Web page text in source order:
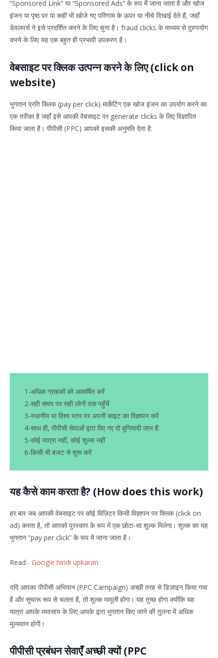
“Sponsored Link” या “Sponsored Ads” के रूप में जाना जाता है और खोज
इंजन या पृष्ठ पर या कहीं भी खोजे गए परिणाम के ऊपर या नीचे दिखाई देते हैं, जहाँ
डेवलपर्स ने इसे प्रदर्शित करने के लिए चुना है। fraud clicks के माध्यम से दुरुपयोग
करने के लिए यह एक बहुत ही प्रभावी उपकरण है।
वेबसाइट पर क्लिक उत्पन्न करने के लिए (click on
website)
भुगतान प्रति क्लिक (pay per click) मार्केटिंग एक खोज इंजन का उपयोग करने का
एक तरीका है जहाँ इसे आपकी वेबसाइट पर generate clicks के लिए विज्ञापित
किया जाता है। पीपीसी (PPC) आपको इसकी अनुमति देता है:
1-अधिक ग्राहकों को आकर्षित करें
2-सही समय पर सही लोगों तक पहुँचें
3-स्थानीय या विश्व स्तर पर अपनी साइट का विज्ञापन करें
4-साथ ही, पीपीसी सेवाओं द्वारा दिए गए दो बुनियादी लाभ हैं:
5-कोई यात्रा नहीं, कोई शुल्क नहीं
6-किसी भी बजट से शुरू करें
यह कैसे काम करता है? (How does this work)
हर बार जब आपकी वेबसाइट पर कोई विज़िटर किसी विज्ञापन पर क्लिक (click on
ad) करता है, तो आपको पुरस्कार के रूप में एक छोटा-सा शुल्क मिलेगा। शुल्क का यह
भुगतान “pay per click” के रूप में जाना जाता है।
Read:- Google hindi upkaran
यदि आपका पीपीसी अभियान (PPC Campaign) अच्छी तरह से डिज़ाइन किया गया
है और सुचारू रूप से चलता है, तो शुल्क मामूली होगा। यह तुच्छ होगा क्योंकि यह
यात्रा आपके व्यवसाय के लिए आपके द्वारा भुगतान किए जाने की तुलना में अधिक
मूल्यवान होगी।
पीपीसी प्रबंधन सेवाएँ अच्छी क्यों (PPC